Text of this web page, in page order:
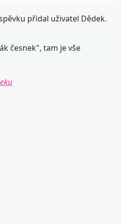
přidal uživatel Dědek.
česnek", tam je vše